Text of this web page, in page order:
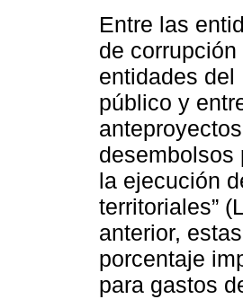
Entre las
de
entidades del
público y
la ejecución
territoriales”
anterior,
porcentaje
para gastos